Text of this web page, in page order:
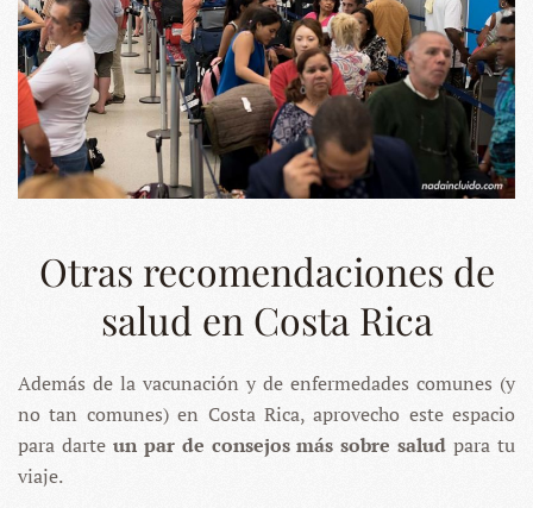
Otras recomendaciones de
salud en Costa Rica
Además de la vacunación y de enfermedades comunes (y
no tan comunes) en Costa Rica, aprovecho este espacio
para darte un par de consejos más sobre salud para tu
viaje.